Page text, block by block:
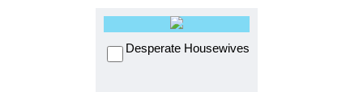
Desperate Housewives